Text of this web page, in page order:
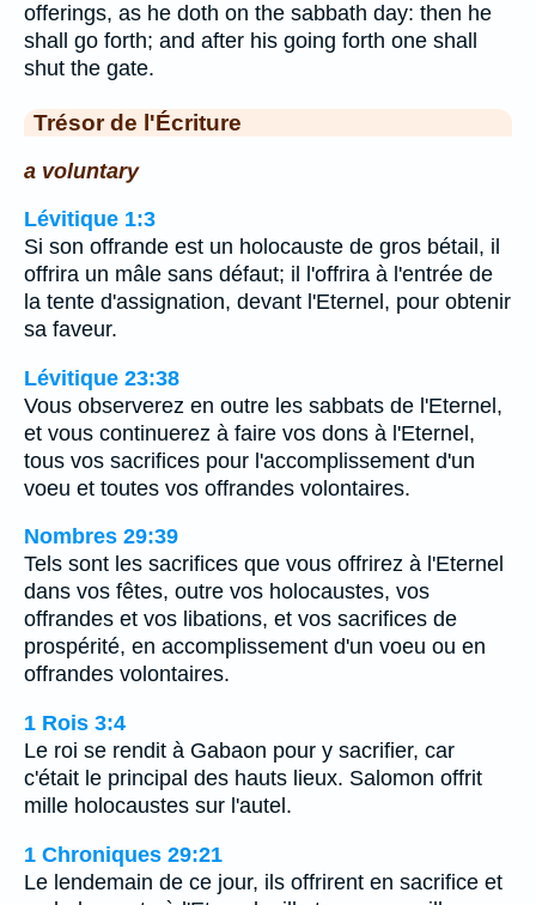
offerings, as he doth on the sabbath day: then he
shall go forth; and after his going forth one shall
shut the gate.
Trésor de l'Écriture
a voluntary
Lévitique 1:3
Si son offrande est un holocauste de gros bétail, il
offrira un mâle sans défaut; il l'offrira à l'entrée de
la tente d'assignation, devant l'Eternel, pour obtenir
sa faveur.
Lévitique 23:38
Vous observerez en outre les sabbats de l'Eternel,
et vous continuerez à faire vos dons à l'Eternel,
tous vos sacrifices pour l'accomplissement d'un
voeu et toutes vos offrandes volontaires.
Nombres 29:39
Tels sont les sacrifices que vous offrirez à l'Eternel
dans vos fêtes, outre vos holocaustes, vos
offrandes et vos libations, et vos sacrifices de
prospérité, en accomplissement d'un voeu ou en
offrandes volontaires.
1 Rois 3:4
Le roi se rendit à Gabaon pour y sacrifier, car
c'était le principal des hauts lieux. Salomon offrit
mille holocaustes sur l'autel.
1 Chroniques 29:21
Le lendemain de ce jour, ils offrirent en sacrifice et